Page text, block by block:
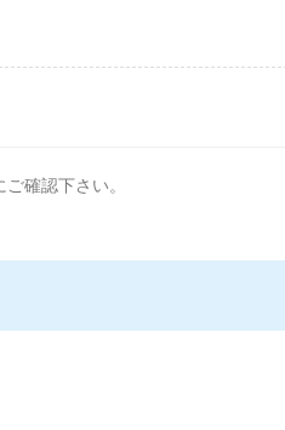
確認下さい。